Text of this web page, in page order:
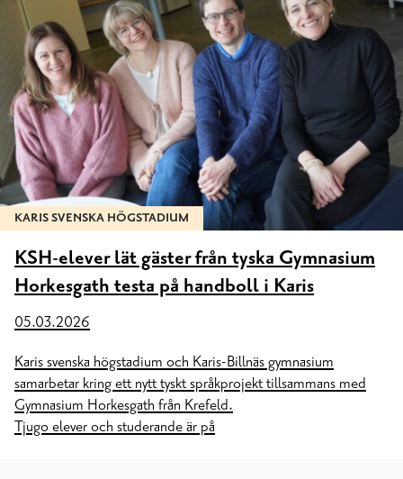
KARIS SVENSKA HÖGSTADIUM
KSH-elever lät gäster från tyska Gymnasium
Horkesgath testa på handboll i Karis
05.03.2026
Karis svenska högstadium och Karis-Billnäs gymnasium
samarbetar kring ett nytt tyskt språkprojekt tillsammans med
Gymnasium Horkesgath från Krefeld.
Tjugo elever och studerande är på